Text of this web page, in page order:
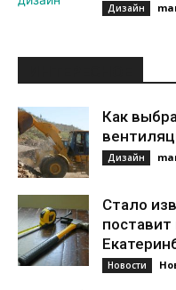
Дизайн
Как
Дизайн
Стало
Новости